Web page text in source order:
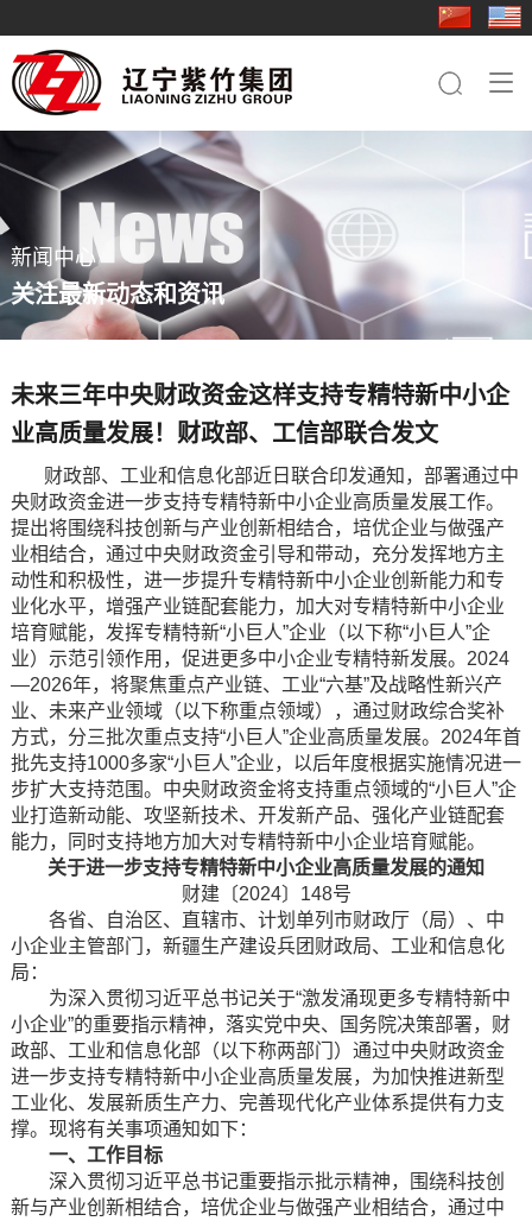

走进紫竹
集团简介
品牌文化
员工关怀
紫竹影像
新闻中心
集团快讯
行业动态
业务板块
钢铁板块
桩工机械板块
农业机械板块
贸易板块
行业应用
基础工程
电力铁塔
船舶
轨道交通
装备制造
成员企业
紫竹三轧
科技型钢
重型特钢
轻型特钢
紫竹装备
紫竹农装
紫竹国贸
紫竹物资
人力资源
人才理念
社会招聘
简历投递
联系我们
钢铁板块
桩工机械板块
农业机械板块
新闻中心
关注最新动态和资讯
未来三年中央财政资金这样支持专精特新中小企
业高质量发展！财政部、工信部联合发文
财政部、工业和信息化部近日联合印发通知，部署通过中
央财政资金进一步支持专精特新中小企业高质量发展工作。
提出将围绕科技创新与产业创新相结合，培优企业与做强产
业相结合，通过中央财政资金引导和带动，充分发挥地方主
动性和积极性，进一步提升专精特新中小企业创新能力和专
业化水平，增强产业链配套能力，加大对专精特新中小企业
培育赋能，发挥专精特新“小巨人”企业（以下称“小巨人”企
业）示范引领作用，促进更多中小企业专精特新发展。2024
—2026年，将聚焦重点产业链、工业“六基”及战略性新兴产
业、未来产业领域（以下称重点领域），通过财政综合奖补
方式，分三批次重点支持“小巨人”企业高质量发展。2024年首
批先支持1000多家“小巨人”企业，以后年度根据实施情况进一
步扩大支持范围。中央财政资金将支持重点领域的“小巨人”企
业打造新动能、攻坚新技术、开发新产品、强化产业链配套
能力，同时支持地方加大对专精特新中小企业培育赋能。
关于进一步支持专精特新中小企业高质量发展的通知
财建〔2024〕148号
各省、自治区、直辖市、计划单列市财政厅（局）、中
小企业主管部门，新疆生产建设兵团财政局、工业和信息化
局：
为深入贯彻习近平总书记关于“激发涌现更多专精特新中
小企业”的重要指示精神，落实党中央、国务院决策部署，财
政部、工业和信息化部（以下称两部门）通过中央财政资金
进一步支持专精特新中小企业高质量发展，为加快推进新型
工业化、发展新质生产力、完善现代化产业体系提供有力支
撑。现将有关事项通知如下：
一、工作目标
深入贯彻习近平总书记重要指示批示精神，围绕科技创
新与产业创新相结合，培优企业与做强产业相结合，通过中